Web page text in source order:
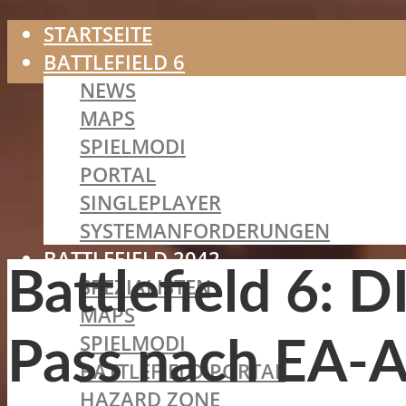
STARTSEITE
BATTLEFIELD 6
NEWS
MAPS
SPIELMODI
PORTAL
SINGLEPLAYER
SYSTEMANFORDERUNGEN
BATTLEFIELD 2042
SPEZIALISTEN
MAPS
SPIELMODI
BATTLEFIELD PORTAL
HAZARD ZONE
Battlefield 6:
Pass nach